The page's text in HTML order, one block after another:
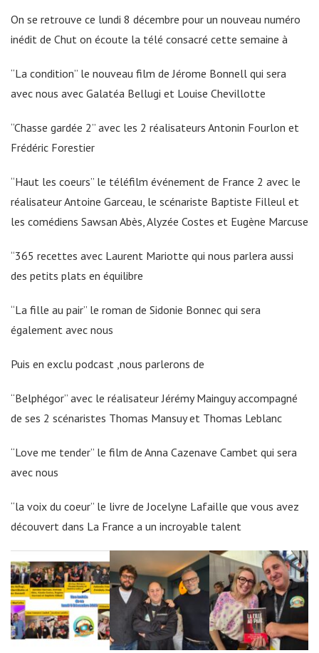
On se retrouve ce lundi 8 décembre pour un nouveau numéro
inédit de Chut on écoute la télé consacré cette semaine à
“La condition” le nouveau film de Jérome Bonnell qui sera
avec nous avec Galatéa Bellugi et Louise Chevillotte
“Chasse gardée 2” avec les 2 réalisateurs Antonin Fourlon et
Frédéric Forestier
“Haut les coeurs” le téléfilm événement de France 2 avec le
réalisateur Antoine Garceau, le scénariste Baptiste Filleul et
les comédiens Sawsan Abès, Alyzée Costes et Eugène Marcuse
“365 recettes avec Laurent Mariotte qui nous parlera aussi
des petits plats en équilibre
“La fille au pair” le roman de Sidonie Bonnec qui sera
également avec nous
Puis en exclu podcast ,nous parlerons de
“Belphégor” avec le réalisateur Jérémy Mainguy accompagné
de ses 2 scénaristes Thomas Mansuy et Thomas Leblanc
“Love me tender” le film de Anna Cazenave Cambet qui sera
avec nous
“la voix du coeur” le livre de Jocelyne Lafaille que vous avez
découvert dans La France a un incroyable talent